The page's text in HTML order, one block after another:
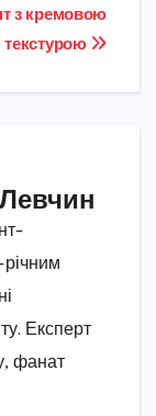
з кремовою
текстурою
Експерт
фанат